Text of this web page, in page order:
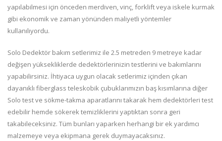
yapılabilmesi için önceden merdiven, vinç, forklift veya iskele kurmak
gibi ekonomik ve zaman yönünden maliyetli yöntemler
kullanılıyordu.
Solo Dedektör bakım setlerimiz ile 2.5 metreden 9 metreye kadar
değişen yüksekliklerde dedektörlerinizin testlerini ve bakımlarını
yapabilirsiniz. İhtiyaca uygun olacak setlerimiz içinden çıkan
dayanıklı fiberglass teleskobik çubuklarımızın baş kısımlarına diğer
Solo test ve sökme-takma aparatlarını takarak hem dedektörleri test
edebilir hemde sökerek temizliklerini yaptıktan sonra geri
takabileceksiniz. Tüm bunları yaparken herhangi bir ek yardımcı
malzemeye veya ekipmana gerek duymayacaksınız.